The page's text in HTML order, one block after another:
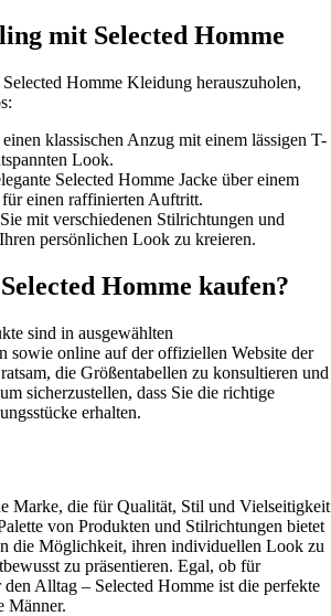
mit Selected Homme
Homme Kleidung herauszuholen,
klassischen Anzug mit einem lässigen T-
Look.
Selected Homme Jacke über einem
einen raffinierten Auftritt.
mit verschiedenen Stilrichtungen und
persönlichen Look zu kreieren.
Homme kaufen?
sind in ausgewählten
sowie online auf der offiziellen Website der
die Größentabellen zu konsultieren und
sicherzustellen, dass Sie die richtige
erhalten.
Marke, die für Qualität, Stil und Vielseitigkeit
von Produkten und Stilrichtungen bietet
die Möglichkeit, ihren individuellen Look zu
zu präsentieren. Egal, ob für
den Alltag – Selected Homme ist die perfekte
Männer.